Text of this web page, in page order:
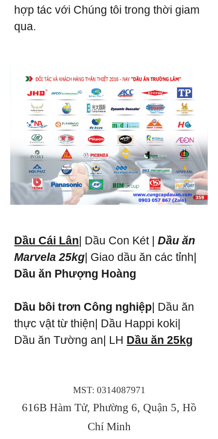
hợp tác với Chúng tôi trong thời giam
qua.
Dầu Cái Lân| Dầu Con Két |Dầu ăn
Marvela 25kg| Giao dầu ăn các tỉnh|
Dầu ăn Phượng Hoàng
Dầu bôi trơn Công nghiệp| Dầu ăn
thực vật từ thiện| Dầu Happi koki|
Dầu ăn Tường an| LH Dầu ăn 25kg
MST: 0314087971
616B Hàm Tử, Phường 6, Quận 5, Hồ
Chí Minh